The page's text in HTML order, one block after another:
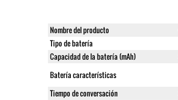
Nombre del producto
Tipo de batería
Capacidad de la batería (mAh)
Batería características
Tiempo de conversación